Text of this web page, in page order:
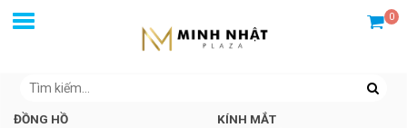
0
ĐỒNG HỒ
KÍNH MẮT